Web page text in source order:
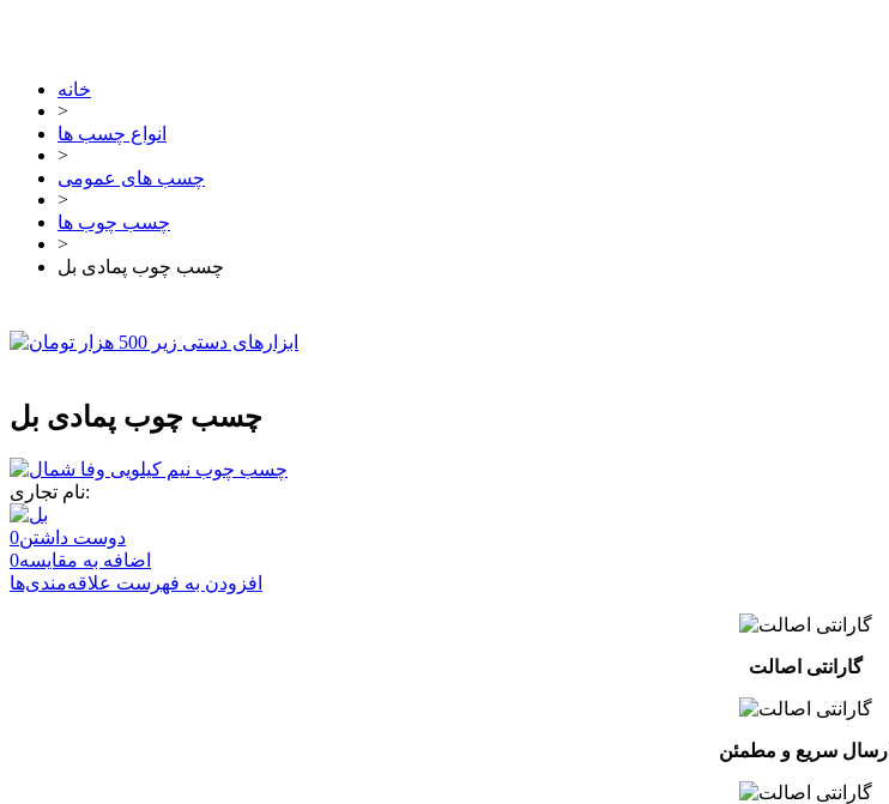
خانه
>
انواع چسب ها
>
چسب های عمومی
>
چسب چوب ها
>
چسب چوب پمادی بل
چسب چوب پمادی بل
نام تجاری:
دوست داشتن0
اضافه به مقایسه0
افزودن به فهرست علاقه‌مندی‌ها
گارانتی اصالت
ارسال سریع و مطمئن